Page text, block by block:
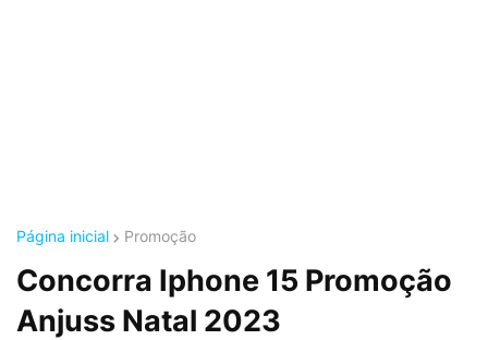
Página inicial Promoção
Concorra Iphone 15 Promoção
Anjuss Natal 2023